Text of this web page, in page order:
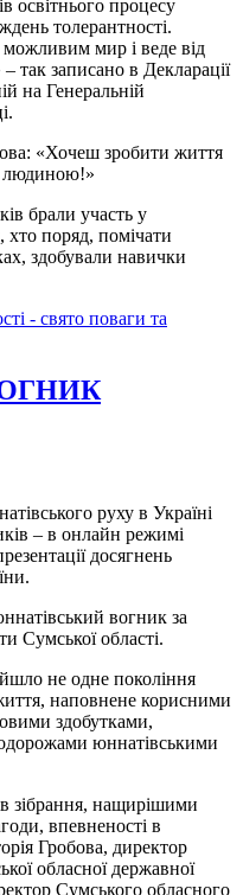
освітнього процесу
толерантності.
можливим мир і веде від
так записано в Декларації
на Генеральній
«Хочеш зробити життя
людиною!»
брали участь у
хто поряд, помічати
здобували навички
- свято поваги та
руху в Україні
– в онлайн режимі
досягнень
вогник за
Сумської області.
не одне покоління
наповнене корисними
здобутками,
юннатівськими
зібрання, нащирішими
впевненості в
Гробова, директор
обласної державної
Сумського обласного